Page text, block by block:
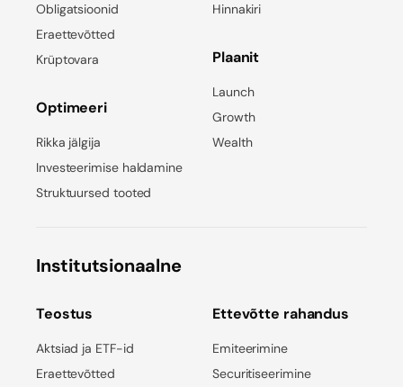
Obligatsioonid
Eraettevõtted
Krüptovara
Optimeeri
Rikka jälgija
Investeerimise haldamine
Struktuursed tooted
Hinnakiri
Plaanit
Launch
Growth
Wealth
Institutsionaalne
Teostus
Aktsiad ja ETF-id
Eraettevõtted
Ettevõtte rahandus
Emiteerimine
Securitiseerimine